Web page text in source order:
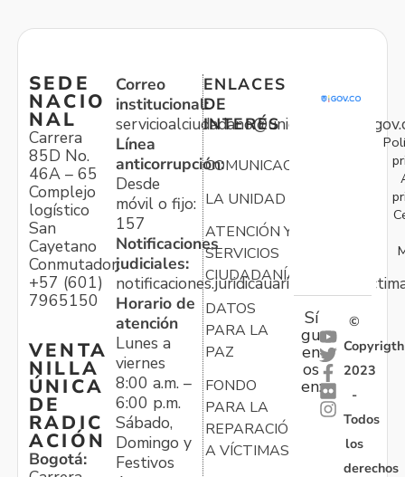
SEDE
NACIO
NAL
Carrera
85D No.
46A – 65
Complejo
logístico
San
Cayetano
Conmutador:
+57 (601)
7965150
VENTA
NILLA
ÚNICA
DE
RADIC
ACIÓN
Bogotá:
Correo
institucional:
Línea
anticorrupción:
Desde
móvil o fijo:
157
Notificaciones
judiciales:
Horario de
atención
Lunes a
viernes
8:00 a.m. –
6:00 p.m.
Sábado,
Domingo y
Festivos
ENLACES
DE
INTERÉS
COMUNICACIONES
LA UNIDAD
ATENCIÓN Y
SERVICIOS
CIUDADANÍA
DATOS
PARA LA
PAZ
FONDO
PARA LA
REPARACIÓN
A VÍCTIMAS
Sí
gu
en
os
en:
©
Copyrigth
2023
-
Todos
los
derechos